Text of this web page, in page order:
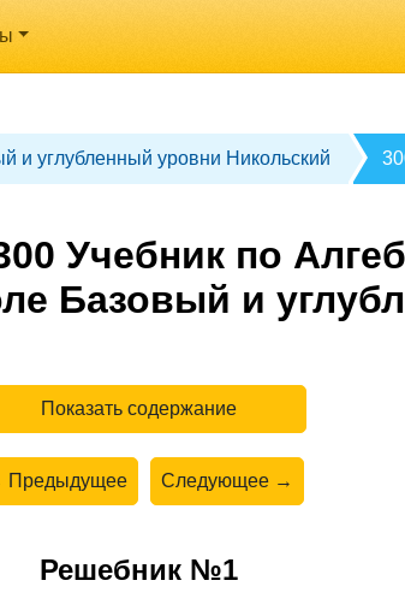
и углубленный уровни Никольский
Учебник по
Базовый и
Показать содержание
Предыдущее Следующее →
Решебник №1